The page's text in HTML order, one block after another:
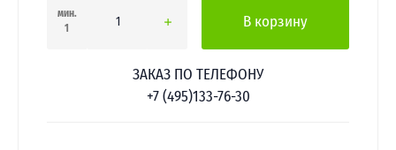
мин.
1
В корзину
ЗАКАЗ ПО ТЕЛЕФОНУ
+7 (495)133-76-30